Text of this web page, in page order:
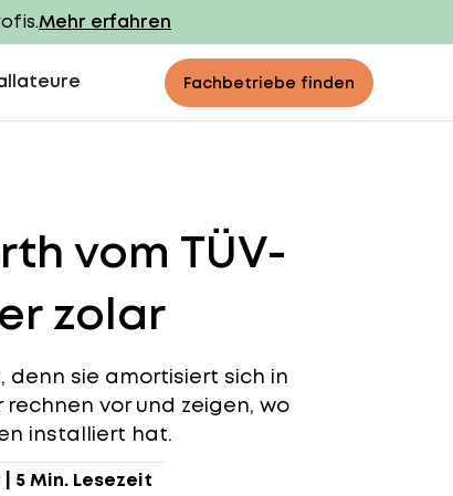
Mehr erfahren
Fachbetriebe finden
vom TÜV-
zolar
denn sie amortisiert sich in
rechnen vor und zeigen, wo
installiert hat.
5 Min. Lesezeit